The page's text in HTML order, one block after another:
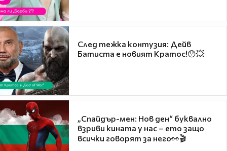
След тежка контузия: Дейв
Батиста е новият Кратос!😯💥
„Спайдър-мен: Нов ден“ буквално
взриви кината у нас – ето защо
всички говорят за него👀🎬